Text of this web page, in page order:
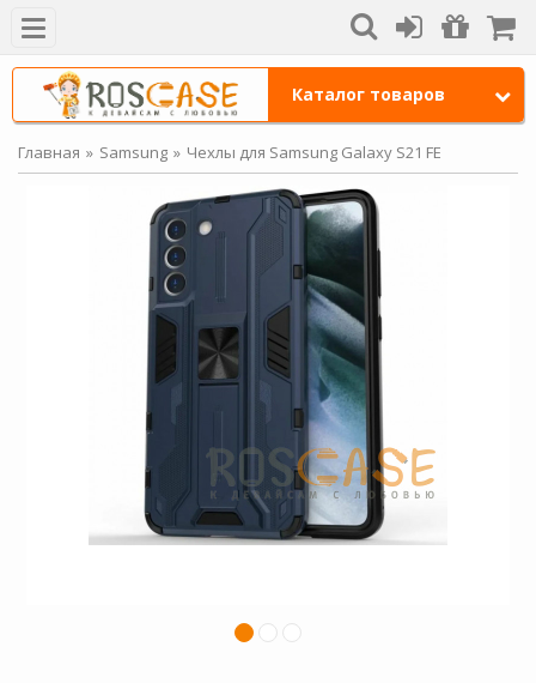
Каталог товаров
Главная Samsung Чехлы для Samsung Galaxy S21 FE